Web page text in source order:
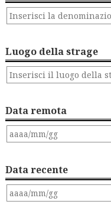
Luogo della strage
Data remota
Data recente